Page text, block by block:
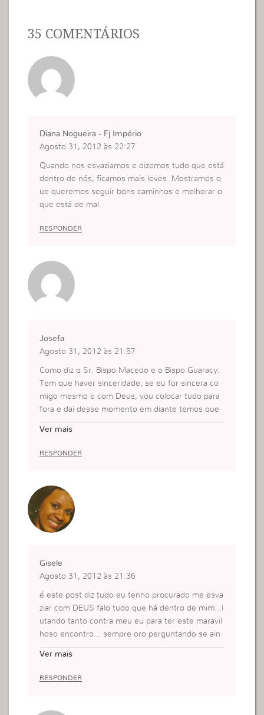
35 COMENTÁRIOS
Diana Nogueira - Fj Império
Agosto 31, 2012 às 22:27
Quando nos esvaziamos e dizemos tudo que está
dentro de nós, ficamos mais leves. Mostramos q
ue queremos seguir bons caminhos e melhorar o
que está de mal.
RESPONDER
Josefa
Agosto 31, 2012 às 21:57
Como diz o Sr. Bispo Macedo e o Bispo Guaracy:
Tem que haver sinceridade, se eu for sincera co
migo mesmo e com Deus, vou colocar tudo para
fora e dai desse momento em diante temos que
Ver mais
RESPONDER
Gisele
Agosto 31, 2012 às 21:36
é este post diz tudo eu tenho procurado me esva
ziar com DEUS falo tudo que há dentro de mim…l
utando tanto contra meu eu para ter este maravil
hoso encontro… sempre oro perguntando se ain
Ver mais
RESPONDER